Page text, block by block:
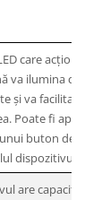
care acționează ca
va ilumina camerele
și va facilita
Poate fi aprinsă
buton dedicat de
dispozitivului.
are capacitatea de